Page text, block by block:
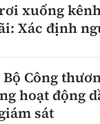
xuống
Xác định
Công
hoạt động
sát